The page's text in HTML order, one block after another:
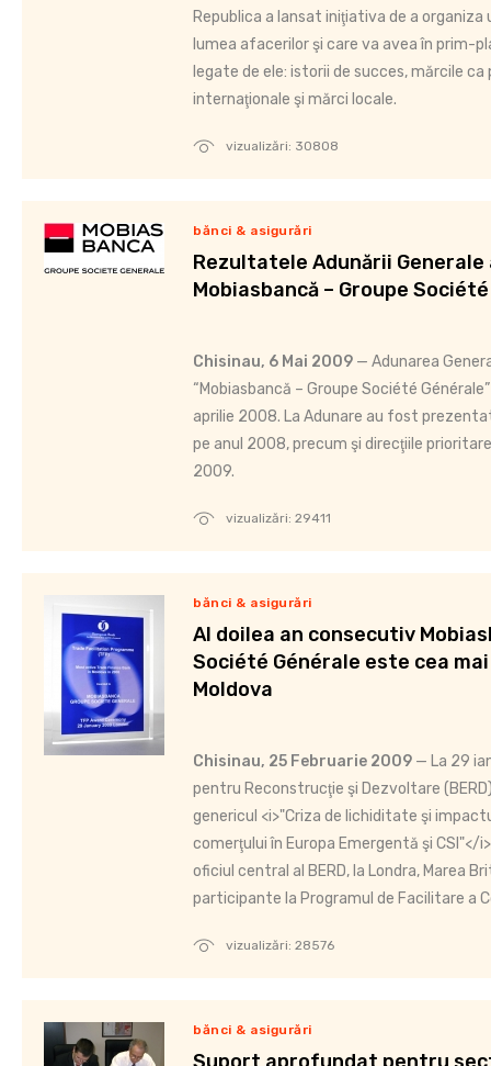
vizualizări: 30808
Republica a lansat iniţiativa de a
lumea afacerilor şi care va avea în prim-
legate de ele: istorii de succes, mărcile
internaţionale şi mărci locale.
vizualizări: 29411
bănci & asigurări
Rezultatele Adunării
Mobiasbancă – Groupe
Chisinau, 6 Mai 2009 — Adunarea
“Mobiasbancă – Groupe Société
aprilie 2008. La Adunare au fost
pe anul 2008, precum şi direcţiile
2009.
vizualizări: 28576
bănci & asigurări
Al doilea an consecutiv
Société Générale este cea
Moldova
Chisinau, 25 Februarie 2009 — La 29
pentru Reconstrucţie şi Dezvoltare
genericul <i>"Criza de lichiditate şi
comerţului în Europa Emergentă şi CSI"</
oficiul central al BERD, la Londra, Marea
participante la Programul de Facilitare a
bănci & asigurări